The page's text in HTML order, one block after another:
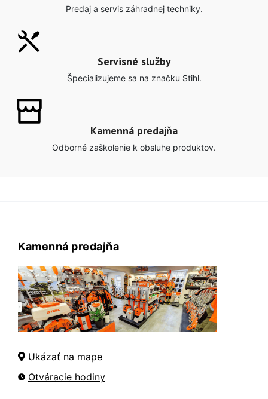
Predaj a servis záhradnej techniky.
Servisné služby
Špecializujeme sa na značku Stihl.
Kamenná predajňa
Odborné zaškolenie k obsluhe produktov.
Kamenná predajňa
Ukázať na mape
Otváracie hodiny